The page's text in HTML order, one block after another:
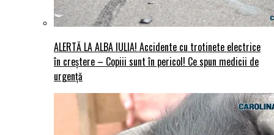
ALERTĂ LA ALBA IULIA! Accidente cu trotinete electrice
în creștere – Copiii sunt în pericol! Ce spun medicii de
urgență